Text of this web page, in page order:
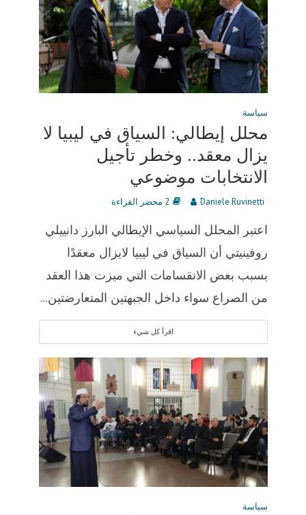
سياسة
محلل إيطالي: السياق في ليبيا لا
يزال معقد.. وخطر تأجيل
الانتخابات موضوعي
Daniele Ruvinetti 2 محضر القراءة
اعتبر المحلل السياسي الإيطالي البارز دانييلي
روفينيتي أن السياق في ليبيا لايزال معقدًا
بسبب بعض الانقسامات التي ميزت هذا العقد
من الصراع سواء داخل الجبهتين المتعارضتين...
اقرأ كل شيء
سياسة